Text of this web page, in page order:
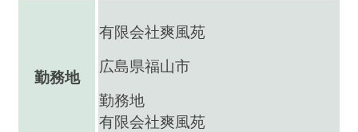
勤務地
有限会社爽風苑
広島県福山市
勤務地
有限会社爽風苑